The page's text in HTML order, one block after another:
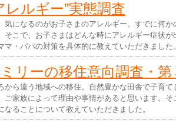
レルギー”実態調査
気になるのがお子さまのアレルギー。すでに何
そこで、お子さまはどんな時にアレルギー症状
マ・パパの対策を具体的に教えていただきました
リーの移住意向調査・第
から違う地域への移住。自然豊かな田舎で子育
ご家族によって理由や事情があると思います。
なることについて教えていただきました。